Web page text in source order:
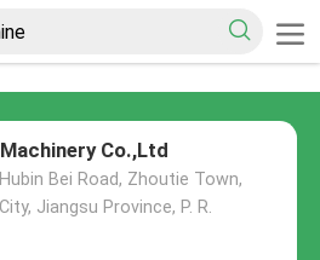
Co.,Ltd
Bei Road, Zhoutie Town,
Jiangsu Province, P. R.